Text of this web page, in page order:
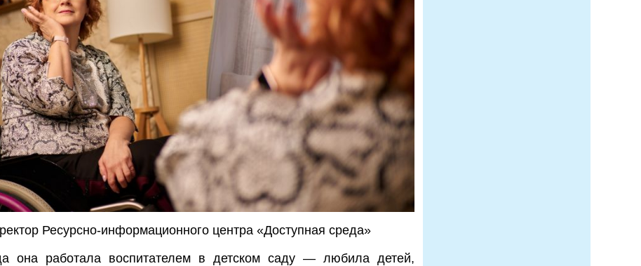
Ресурсно-информационного центра «Доступная среда»
она работала воспитателем в детском саду — любила детей,